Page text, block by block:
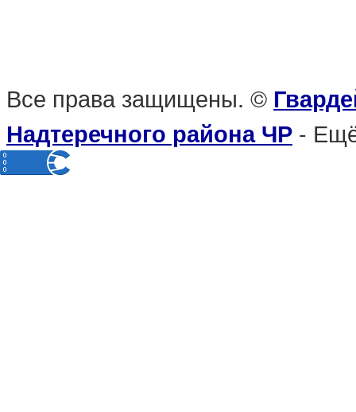
Все права защищены. ©
Надтеречного района ЧР -